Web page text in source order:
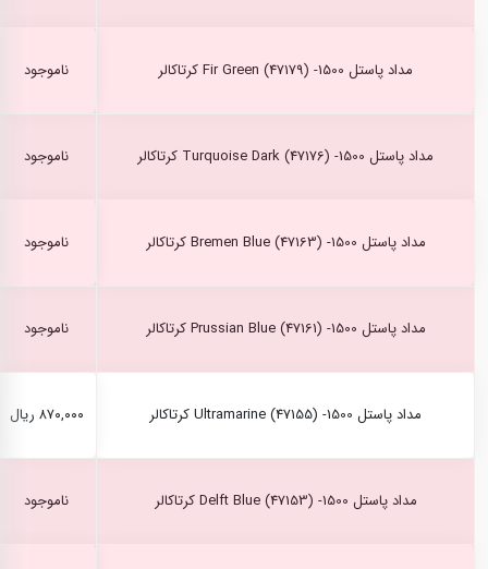
مداد پاستل Fir Green (47179) -1500 کرتاکالر ناموجود
مداد پاستل Turquoise Dark (47176) -1500 کرتاکالر ناموجود
مداد پاستل Bremen Blue (47163) -1500 کرتاکالر ناموجود
مداد پاستل Prussian Blue (47161) -1500 کرتاکالر ناموجود
مداد پاستل Ultramarine (47155) -1500 کرتاکالر ۸۷۰,۰۰۰ ریال
مداد پاستل Delft Blue (47153) -1500 کرتاکالر ناموجود